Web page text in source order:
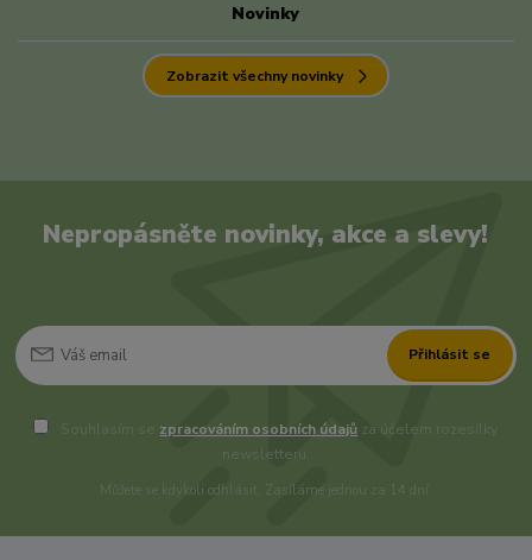
Novinky
Zobrazit všechny novinky
Nepropásněte novinky, akce a slevy!
Přihlásit se
Souhlasím se zpracováním osobních údajů za účelem rozesílky
newsletteru.
Můžete se kdykoli odhlásit. Zasíláme jednou za 14 dní.